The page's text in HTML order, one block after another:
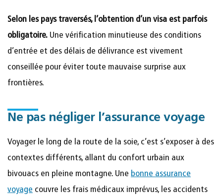
Selon les pays traversés, l’obtention d’un visa est parfois
obligatoire. Une vérification minutieuse des conditions
d’entrée et des délais de délivrance est vivement
conseillée pour éviter toute mauvaise surprise aux
frontières.
Ne pas négliger l’assurance voyage
Voyager le long de la route de la soie, c’est s’exposer à des
contextes différents, allant du confort urbain aux
bivouacs en pleine montagne. Une bonne assurance
voyage couvre les frais médicaux imprévus, les accidents